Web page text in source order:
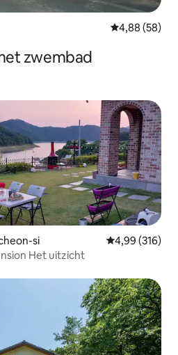
Gemiddelde
4,88 (58)
zwembad
si Gemiddelde
4,99 (316)
Cheongpungho Privé Pension Het uitzicht